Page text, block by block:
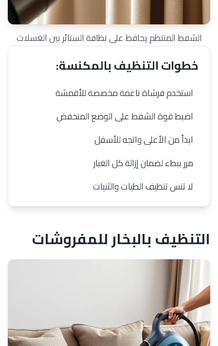
الشفط المنتظم يحافظ على نظافة الستائر بين الغسلات
خطوات التنظيف بالمكنسة:
استخدم فرشاة ناعمة مخصصة للأقمشة
اضبط قوة الشفط على الوضع المنخفض
ابدأ من الأعلى واتجه للأسفل
مرر ببطء لضمان إزالة كل الغبار
لا تنس تنظيف الطيات والثنيات
التنظيف بالبخار للمفروشات